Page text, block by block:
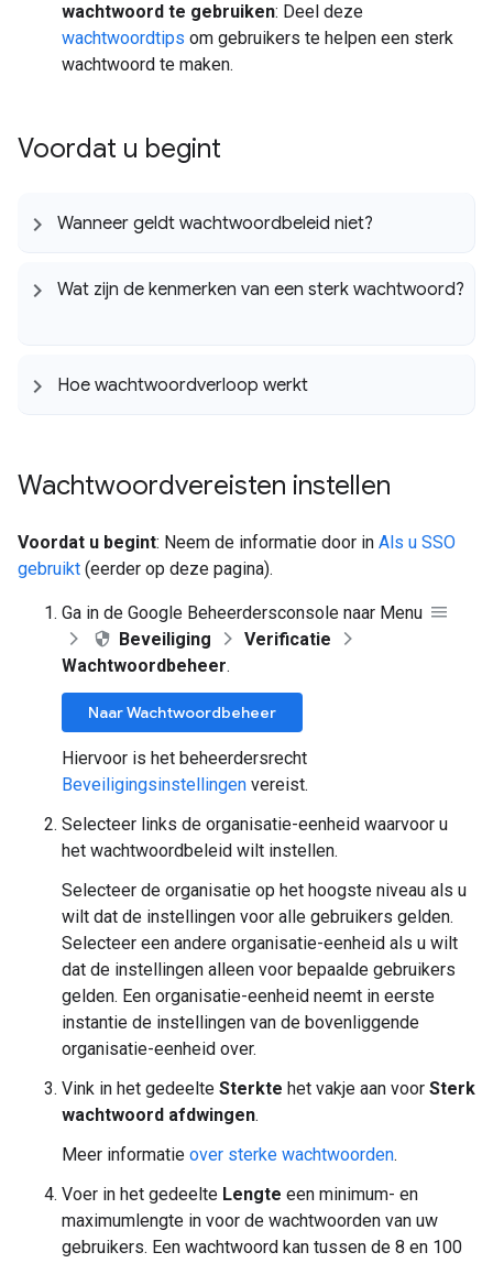
wachtwoord te gebruiken: Deel deze
wachtwoordtips om gebruikers te helpen een sterk
wachtwoord te maken.
Voordat u begint
Wanneer geldt wachtwoordbeleid niet?
Wat zijn de kenmerken van een sterk wachtwoord?
Hoe wachtwoordverloop werkt
Wachtwoordvereisten instellen
Voordat u begint: Neem de informatie door in Als u SSO
gebruikt (eerder op deze pagina).
Ga in de Google Beheerdersconsole naar Menu
Beveiliging
Verificatie
Wachtwoordbeheer.
Naar Wachtwoordbeheer
Hiervoor is het beheerdersrecht
Beveiligingsinstellingen vereist.
Selecteer links de organisatie-eenheid waarvoor u
het wachtwoordbeleid wilt instellen.
Selecteer de organisatie op het hoogste niveau als u
wilt dat de instellingen voor alle gebruikers gelden.
Selecteer een andere organisatie-eenheid als u wilt
dat de instellingen alleen voor bepaalde gebruikers
gelden. Een organisatie-eenheid neemt in eerste
instantie de instellingen van de bovenliggende
organisatie-eenheid over.
Vink in het gedeelte Sterkte het vakje aan voor Sterk
wachtwoord afdwingen.
Meer informatie over sterke wachtwoorden.
Voer in het gedeelte Lengte een minimum- en
maximumlengte in voor de wachtwoorden van uw
gebruikers. Een wachtwoord kan tussen de 8 en 100